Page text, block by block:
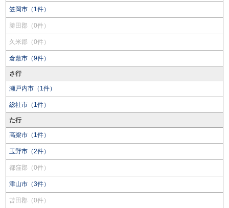
笠岡市（1件）
勝田郡（0件）
久米郡（0件）
倉敷市（9件）
さ行
瀬戸内市（1件）
総社市（1件）
た行
高梁市（1件）
玉野市（2件）
都窪郡（0件）
津山市（3件）
苫田郡（0件）